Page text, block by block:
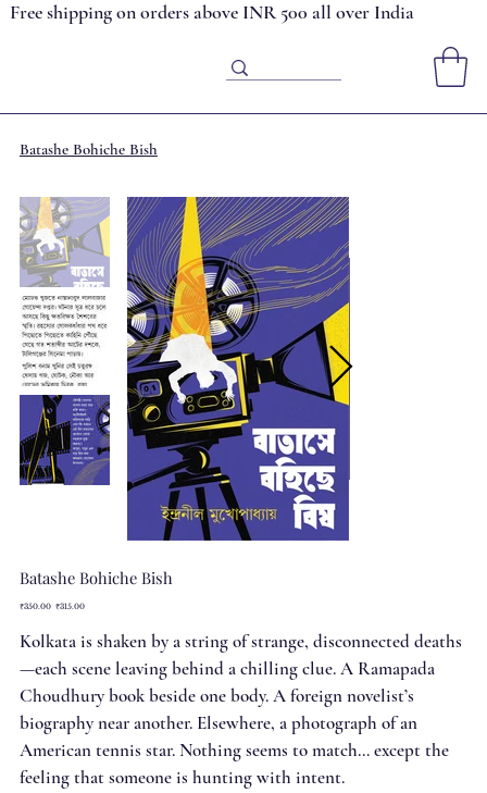
Free shipping on orders above INR 500 all over India
Batashe Bohiche Bish
Batashe Bohiche Bish
Original
₹350.00 Sale
₹315.00
Kolkata is shaken by a string of strange, disconnected deaths
—each scene leaving behind a chilling clue. A Ramapada
Choudhury book beside one body. A foreign novelist’s
biography near another. Elsewhere, a photograph of an
American tennis star. Nothing seems to match… except the
feeling that someone is hunting with intent.